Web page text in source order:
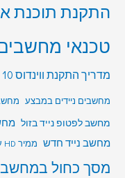
התקנת תוכנת
טכנאי מחשבים
מדריך התקנת ווינדוס 10
מחשבים ניידים במבצע מחשב
מחשב לפטופ נייד בזול מחשב
מחשב נייד חדש ממיר HD עידן פלוס
מסך כחול במחשב